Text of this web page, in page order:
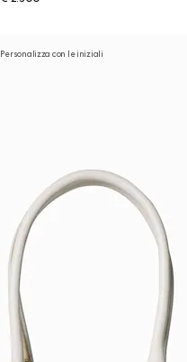
Personalizza con le iniziali